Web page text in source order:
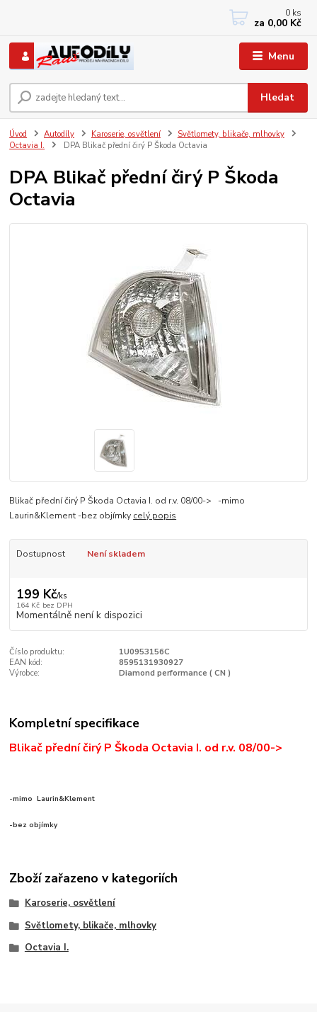
Menu
Hledat
+420 733767377
PO-PÁ: 8 - 12, 13 - 17
0 ks
za 0,00 Kč
Úvod Autodíly Karoserie, osvětlení
Světlomety, blikače, mlhovky
Octavia I.
DPA Blikač přední čirý P Škoda Octavia
DPA Blikač přední čirý P Škoda
Octavia
Blikač přední čirý P Škoda Octavia I. od r.v. 08/00-> -mimo
Laurin&Klement -bez objímky celý popis
Dostupnost Není skladem
199 Kč/ks
164 Kč bez DPH
Momentálně není k dispozici
Číslo produktu:
1U0953156C
EAN kód:
8595131930927
Výrobce:
Diamond performance ( CN )
Kompletní specifikace
Blikač přední čirý P Škoda Octavia I. od r.v. 08/00->
-mimo Laurin&Klement
-bez objímky
Zboží zařazeno v kategoriích
Karoserie, osvětlení
Světlomety, blikače, mlhovky
Octavia I.